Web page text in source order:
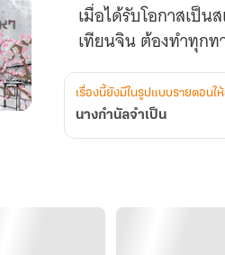
เมื่อได้รับโอกาสเป็นสแตนด์อินครั้งแรก ก็เกิดเหตุท
เทียนจิน ต้องทำทุกท
เรื่องนี้ยังมีในรูปแบบรายตอนใ
นางกำนัลจำเป็น